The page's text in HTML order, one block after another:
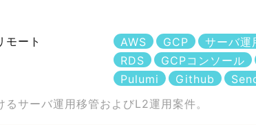
モート AWS GCP
サーバ運
RDS
GCPコンソール
Pulumi
Github
サーバ運用移管およびL2運用案件。